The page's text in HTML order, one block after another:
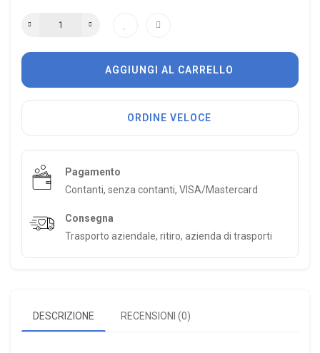
AGGIUNGI AL CARRELLO
ORDINE VELOCE
Pagamento
Contanti, senza contanti, VISA/Mastercard
Consegna
Trasporto aziendale, ritiro, azienda di trasporti
DESCRIZIONE RECENSIONI (0)